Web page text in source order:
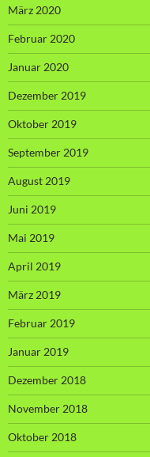
März 2020
Februar 2020
Januar 2020
Dezember 2019
Oktober 2019
September 2019
August 2019
Juni 2019
Mai 2019
April 2019
März 2019
Februar 2019
Januar 2019
Dezember 2018
November 2018
Oktober 2018